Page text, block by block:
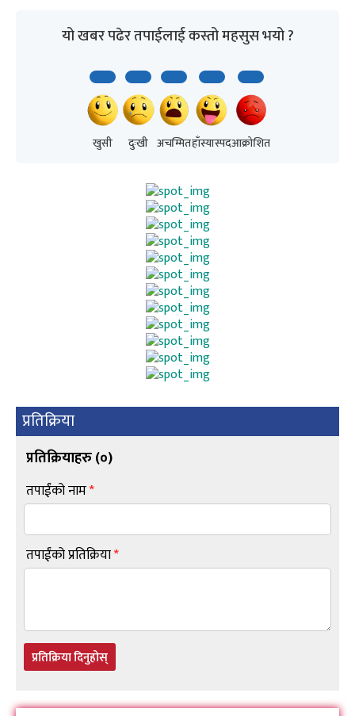
यो खबर पढेर तपाईलाई कस्तो महसुस भयो ?
खुसी दुःखी अचम्मितहाँस्यास्पदआक्रोशित
प्रतिक्रिया
प्रतिक्रियाहरु (०)
तपाईंको नाम*
तपाईंको प्रतिक्रिया*
प्रतिक्रिया दिनुहोस्